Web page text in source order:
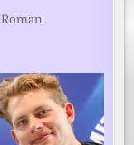
Roman